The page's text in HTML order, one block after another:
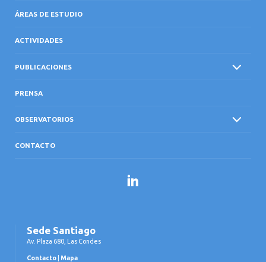
ÁREAS DE ESTUDIO
ACTIVIDADES
PUBLICACIONES
PRENSA
OBSERVATORIOS
CONTACTO
LinkedIn
Sede Santiago
Av. Plaza 680, Las Condes
Contacto Mapa